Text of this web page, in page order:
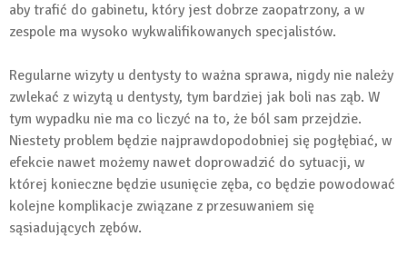
aby trafić do gabinetu, który jest dobrze zaopatrzony, a w
zespole ma wysoko wykwalifikowanych specjalistów.
Regularne wizyty u dentysty to ważna sprawa, nigdy nie należy
zwlekać z wizytą u dentysty, tym bardziej jak boli nas ząb. W
tym wypadku nie ma co liczyć na to, że ból sam przejdzie.
Niestety problem będzie najprawdopodobniej się pogłębiać, w
efekcie nawet możemy nawet doprowadzić do sytuacji, w
której konieczne będzie usunięcie zęba, co będzie powodować
kolejne komplikacje związane z przesuwaniem się
sąsiadujących zębów.